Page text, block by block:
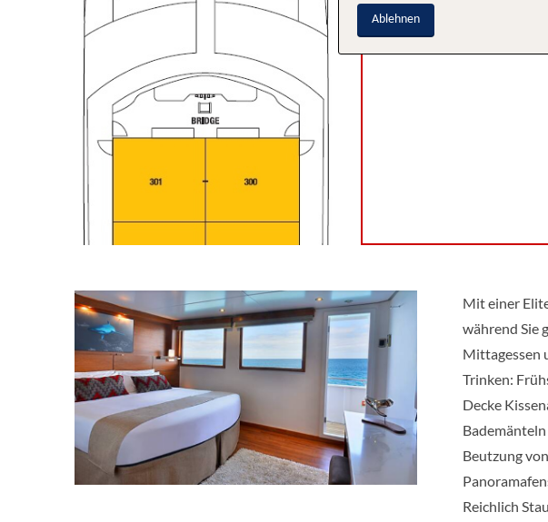
Mit einer
während Sie
Mittagessen
Trinken:
Decke
Beutzung
Reichlich
Ablehnen